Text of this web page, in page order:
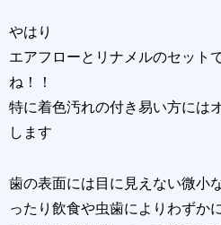
やはり
エアフローとリナメルのセット
ね！！
特に着色汚れの付き易い方には
します
歯の表面には目に見えない微小
ったり飲食や虫歯によりわずか